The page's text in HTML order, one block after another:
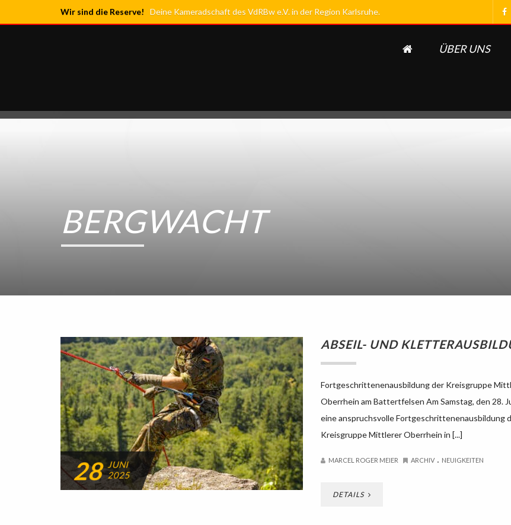
Wir sind die Reserve! Deine Kameradschaft des VdRBw e.V. in der Region Karlsruhe.
ÜBER UNS
BERGWACHT
28 JUNI
2025
ABSEIL- UND
Fortgeschrittenenausbildung der Kreisgruppe
Oberrhein am Battertfelsen Am Samstag, den 28.
eine anspruchsvolle Fortgeschrittenenausbildung
Kreisgruppe Mittlerer Oberrhein in [...]
MARCEL ROGER MEIER ARCHIV . NEUIGKEITEN
DETAILS